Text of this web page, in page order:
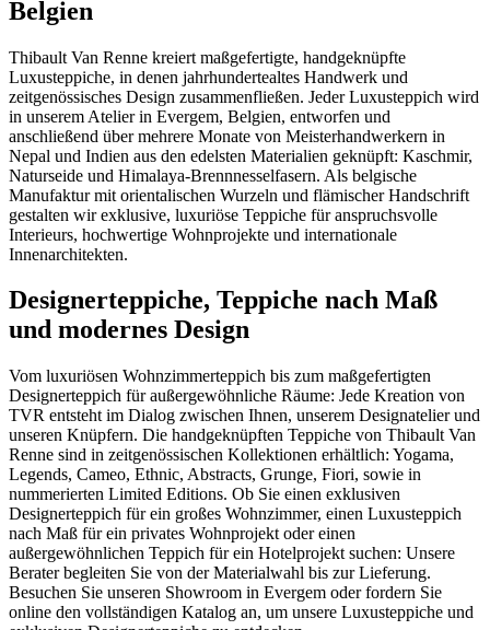
Belgien
Thibault Van Renne kreiert maßgefertigte, handgeknüpfte
Luxusteppiche, in denen jahrhundertealtes Handwerk und
zeitgenössisches Design zusammenfließen. Jeder Luxusteppich wird
in unserem Atelier in Evergem, Belgien, entworfen und
anschließend über mehrere Monate von Meisterhandwerkern in
Nepal und Indien aus den edelsten Materialien geknüpft: Kaschmir,
Naturseide und Himalaya-Brennnesselfasern. Als belgische
Manufaktur mit orientalischen Wurzeln und flämischer Handschrift
gestalten wir exklusive, luxuriöse Teppiche für anspruchsvolle
Interieurs, hochwertige Wohnprojekte und internationale
Innenarchitekten.
Designerteppiche, Teppiche nach Maß
und modernes Design
Vom luxuriösen Wohnzimmerteppich bis zum maßgefertigten
Designerteppich für außergewöhnliche Räume: Jede Kreation von
TVR entsteht im Dialog zwischen Ihnen, unserem Designatelier und
unseren Knüpfern. Die handgeknüpften Teppiche von Thibault Van
Renne sind in zeitgenössischen Kollektionen erhältlich: Yogama,
Legends, Cameo, Ethnic, Abstracts, Grunge, Fiori, sowie in
nummerierten Limited Editions. Ob Sie einen exklusiven
Designerteppich für ein großes Wohnzimmer, einen Luxusteppich
nach Maß für ein privates Wohnprojekt oder einen
außergewöhnlichen Teppich für ein Hotelprojekt suchen: Unsere
Berater begleiten Sie von der Materialwahl bis zur Lieferung.
Besuchen Sie unseren Showroom in Evergem oder fordern Sie
online den vollständigen Katalog an, um unsere Luxusteppiche und